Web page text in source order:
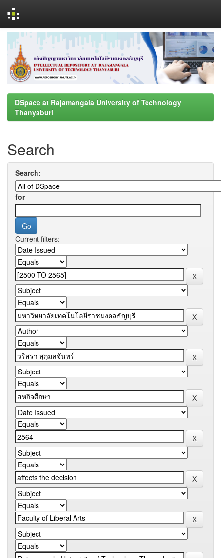
navigation
DSpace at Rajamangala University of Technology
Thanyaburi
Search
Search:
for
Current filters: